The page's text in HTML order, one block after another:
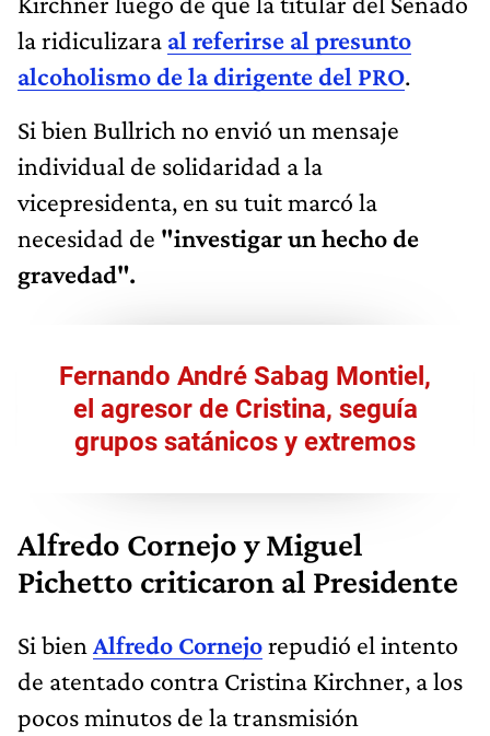
la ridiculizara al referirse al presunto
alcoholismo de la dirigente del PRO.
Si bien Bullrich no envió un mensaje
individual de solidaridad a la
vicepresidenta, en su tuit marcó la
necesidad de "investigar un hecho de
gravedad".
Fernando André Sabag Montiel,
el agresor de Cristina, seguía
grupos satánicos y extremos
Alfredo Cornejo y Miguel
Pichetto criticaron al Presidente
Si bien Alfredo Cornejorepudió el intento
de atentado contra Cristina Kirchner, a los
pocos minutos de la transmisión